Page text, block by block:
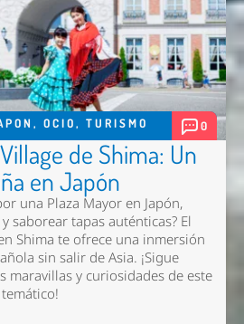
, OCIO, TURISMO 0
de Shima: Un
en Japón
una Plaza Mayor en Japón,
saborear tapas auténticas? El
Shima te ofrece una inmersión
sin salir de Asia. ¡Sigue
maravillas y curiosidades de este
Enviar